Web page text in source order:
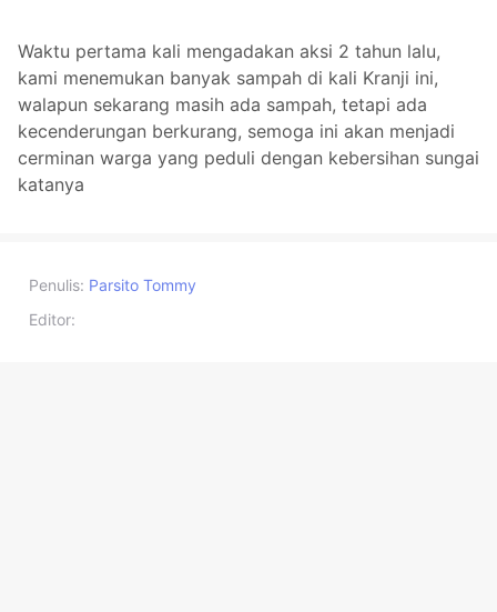
Waktu pertama kali mengadakan aksi 2 tahun lalu,
kami menemukan banyak sampah di kali Kranji ini,
walapun sekarang masih ada sampah, tetapi ada
kecenderungan berkurang, semoga ini akan menjadi
cerminan warga yang peduli dengan kebersihan sungai
katanya
Penulis: Parsito Tommy
Editor: